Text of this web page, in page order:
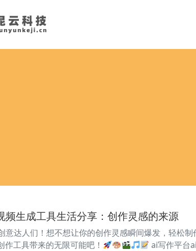
频生成工具生活分享：创作灵感的来源
意达人们！想不想让你的创作灵感瞬间爆发，轻松
作工具带来的无限可能吧！
ai写作平台